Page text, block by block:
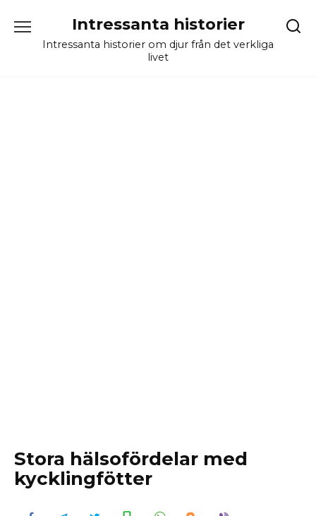
content
Intressanta historier
Intressanta historier om djur från det verkliga
livet
Stora hälsofördelar med
kycklingfötter